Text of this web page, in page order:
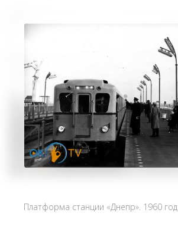
Регистрация
Платформа станции «Днепр». 1960 год